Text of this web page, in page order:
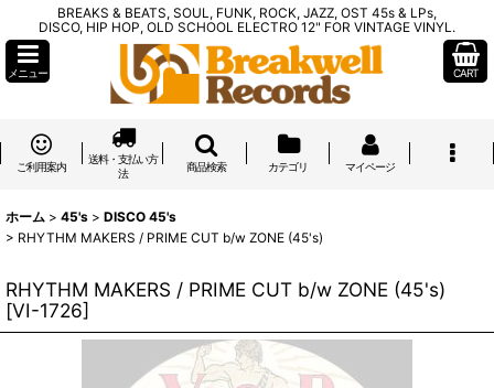
BREAKS & BEATS, SOUL, FUNK, ROCK, JAZZ, OST 45s & LPs,
DISCO, HIP HOP, OLD SCHOOL ELECTRO 12" FOR VINTAGE VINYL.
メニュー CART
ご利用案内
送料・支払い方
法
商品検索 カテゴリ マイページ
ホーム > 45's > DISCO 45's
> RHYTHM MAKERS / PRIME CUT b/w ZONE (45's)
RHYTHM MAKERS / PRIME CUT b/w ZONE (45's)
[VI-1726]